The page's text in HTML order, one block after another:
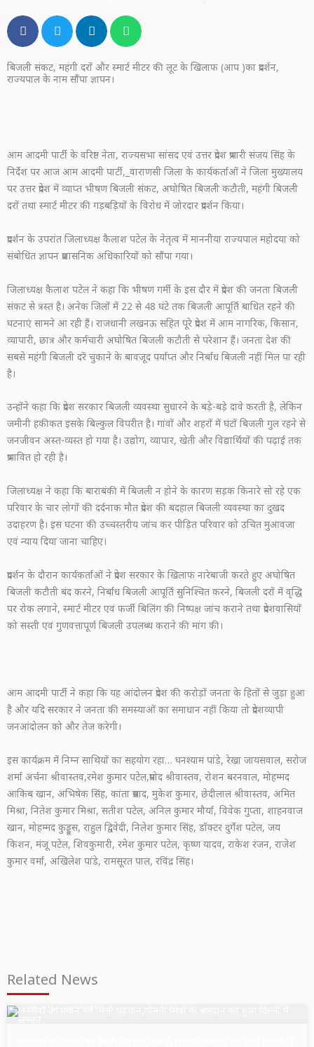
बिजली संकट, महंगी दरों और स्मार्ट मीटर की लूट के खिलाफ (आप )का प्रदर्शन,
राज्यपाल के नाम सौंपा ज्ञापन।
आम आदमी पार्टी के वरिष्ठ नेता, राज्यसभा सांसद एवं उत्तर प्रदेश प्रभारी संजय सिंह के
निर्देश पर आज आम आदमी पार्टी,_वाराणसी जिला के कार्यकर्ताओं ने जिला मुख्यालय
पर उत्तर प्रदेश में व्याप्त भीषण बिजली संकट, अघोषित बिजली कटौती, महंगी बिजली
दरों तथा स्मार्ट मीटर की गड़बड़ियों के विरोध में जोरदार प्रदर्शन किया।
प्रदर्शन के उपरांत जिलाध्यक्ष कैलाश पटेल के नेतृत्व में माननीया राज्यपाल महोदया को
संबोधित ज्ञापन प्रशासनिक अधिकारियों को सौंपा गया।
जिलाध्यक्ष कैलाश पटेल ने कहा कि भीषण गर्मी के इस दौर में प्रदेश की जनता बिजली
संकट से त्रस्त है। अनेक जिलों में 22 से 48 घंटे तक बिजली आपूर्ति बाधित रहने की
घटनाएं सामने आ रही हैं। राजधानी लखनऊ सहित पूरे प्रदेश में आम नागरिक, किसान,
व्यापारी, छात्र और कर्मचारी अघोषित बिजली कटौती से परेशान हैं। जनता देश की
सबसे महंगी बिजली दरें चुकाने के बावजूद पर्याप्त और निर्बाध बिजली नहीं मिल पा रही
है।
उन्होंने कहा कि प्रदेश सरकार बिजली व्यवस्था सुधारने के बड़े-बड़े दावे करती है, लेकिन
जमीनी हकीकत इसके बिल्कुल विपरीत है। गांवों और शहरों में घंटों बिजली गुल रहने से
जनजीवन अस्त-व्यस्त हो गया है। उद्योग, व्यापार, खेती और विद्यार्थियों की पढ़ाई तक
प्रभावित हो रही है।
जिलाध्यक्ष ने कहा कि बाराबंकी में बिजली न होने के कारण सड़क किनारे सो रहे एक
परिवार के चार लोगों की दर्दनाक मौत प्रदेश की बदहाल बिजली व्यवस्था का दुखद
उदाहरण है। इस घटना की उच्चस्तरीय जांच कर पीड़ित परिवार को उचित मुआवजा
एवं न्याय दिया जाना चाहिए।
प्रदर्शन के दौरान कार्यकर्ताओं ने प्रदेश सरकार के खिलाफ नारेबाजी करते हुए अघोषित
बिजली कटौती बंद करने, निर्बाध बिजली आपूर्ति सुनिश्चित करने, बिजली दरों में वृद्धि
पर रोक लगाने, स्मार्ट मीटर एवं फर्जी बिलिंग की निष्पक्ष जांच कराने तथा प्रदेशवासियों
को सस्ती एवं गुणवत्तापूर्ण बिजली उपलब्ध कराने की मांग की।
आम आदमी पार्टी ने कहा कि यह आंदोलन प्रदेश की करोड़ों जनता के हितों से जुड़ा हुआ
है और यदि सरकार ने जनता की समस्याओं का समाधान नहीं किया तो प्रदेशव्यापी
जनआंदोलन को और तेज करेगी।
इस कार्यक्रम में निम्न साथियों का सहयोग रहा… घनश्याम पांडे, रेखा जायसवाल, सरोज
शर्मा अर्चना श्रीवास्तव,रमेश कुमार पटेल,प्रमोद श्रीवास्तव, रोशन बरनवाल, मोहम्मद
आकिब खान, अभिषेक सिंह, कांता प्रसाद, मुकेश कुमार, छेदीलाल श्रीवास्तव, अमित
मिश्रा, नितेश कुमार मिश्रा, सतीश पटेल, अनिल कुमार मौर्या, विवेक गुप्ता, शाहनवाज
खान, मोहम्मद कुड्डूस, राहुल द्विवेदी, निलेश कुमार सिंह, डॉक्टर दुर्गेश पटेल, जय
किशन, मंजू पटेल, शिवकुमारी, रमेश कुमार पटेल, कृष्ण यादव, राकेश रंजन, राजेश
कुमार वर्मा, अखिलेश पांडे, रामसूरत पाल, रविंद्र सिंह।
Related News